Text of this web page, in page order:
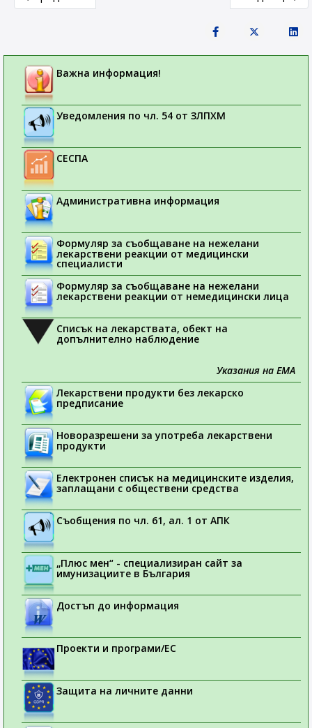
Важна информация!
Уведомления по чл. 54 от ЗЛПХМ
СЕСПА
Административна информация
Формуляр за съобщаване на нежелани
лекарствени реакции от медицински
специалисти
Формуляр за съобщаване на нежелани
лекарствени реакции от немедицински лица
Списък на лекарствата, обект на
допълнително наблюдение
Указания на ЕМА
Лекарствени продукти без лекарско
предписание
Новоразрешени за употреба лекарствени
продукти
Електронен списък на медицинските изделия,
заплащани с обществени средства
Съобщения по чл. 61, ал. 1 от АПК
„Плюс мен“ - специализиран сайт за
имунизациите в България
Достъп до информация
Проекти и програми/ЕС
Защита на личните данни